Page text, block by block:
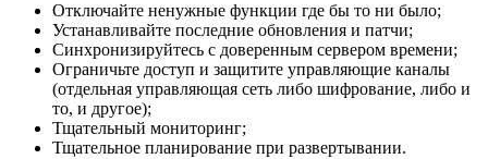
Отключайте ненужные функции где бы то ни было;
Устанавливайте последние обновления и патчи;
Синхронизируйтесь с доверенным сервером времени;
Ограничьте доступ и защитите управляющие каналы
(отдельная управляющая сеть либо шифрование, либо и
то, и другое);
Тщательный мониторинг;
Тщательное планирование при развертывании.